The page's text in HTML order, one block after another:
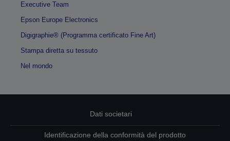
Executive Team
Epson Europe Electronics
Digigraphie® (Programma certificato Fine Art)
Stampa diretta su tessuto
Nel mondo
Dati societari
Identificazione della conformità del prodotto